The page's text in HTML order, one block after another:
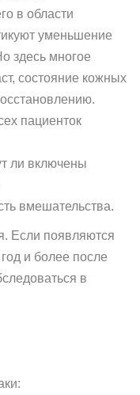
в области
уменьшение
здесь многое
состояние кожных
пациенток
ли включены
вмешательства.
Если появляются
и более после
в